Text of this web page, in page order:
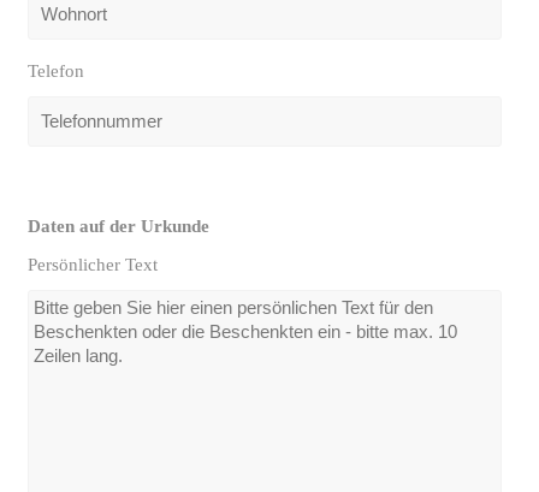
Telefon
Daten auf der Urkunde
Persönlicher Text